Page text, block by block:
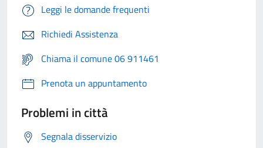
Leggi le domande frequenti
Richiedi Assistenza
Chiama il comune 06 911461
Prenota un appuntamento
Problemi in città
Segnala disservizio